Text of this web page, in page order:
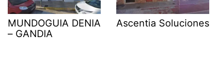
MUNDOGUIA DENIA
– GANDIA
Ascentia Soluciones